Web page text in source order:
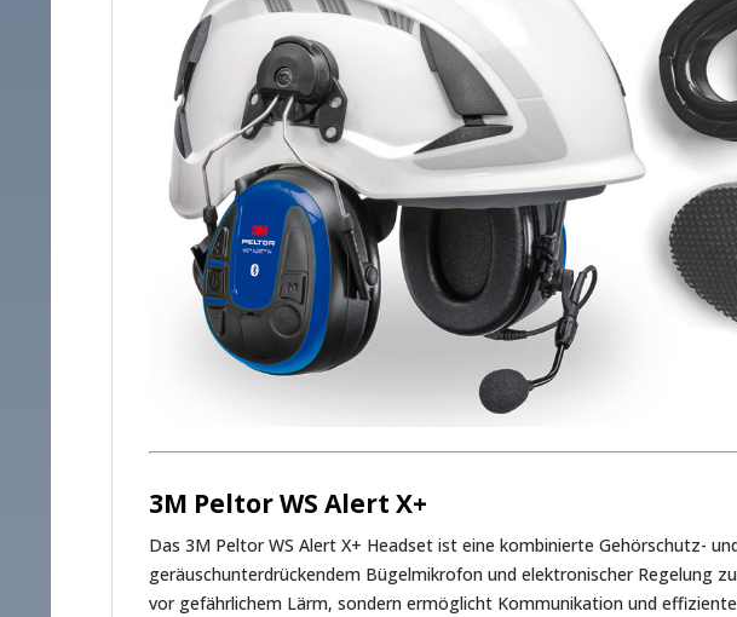
3M Peltor WS Alert X+
Das 3M Peltor WS Alert X+ Headset ist eine kombinierte Gehörschutz-
geräuschunterdrückendem Bügelmikrofon und elektronischer Regelung
vor gefährlichem Lärm, sondern ermöglicht Kommunikation und